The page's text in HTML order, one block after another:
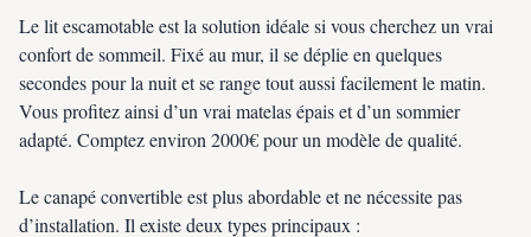
Le lit escamotable est la solution idéale si vous cherchez un vrai
confort de sommeil. Fixé au mur, il se déplie en quelques
secondes pour la nuit et se range tout aussi facilement le matin.
Vous profitez ainsi d’un vrai matelas épais et d’un sommier
adapté. Comptez environ 2000€ pour un modèle de qualité.
Le canapé convertible est plus abordable et ne nécessite pas
d’installation. Il existe deux types principaux :